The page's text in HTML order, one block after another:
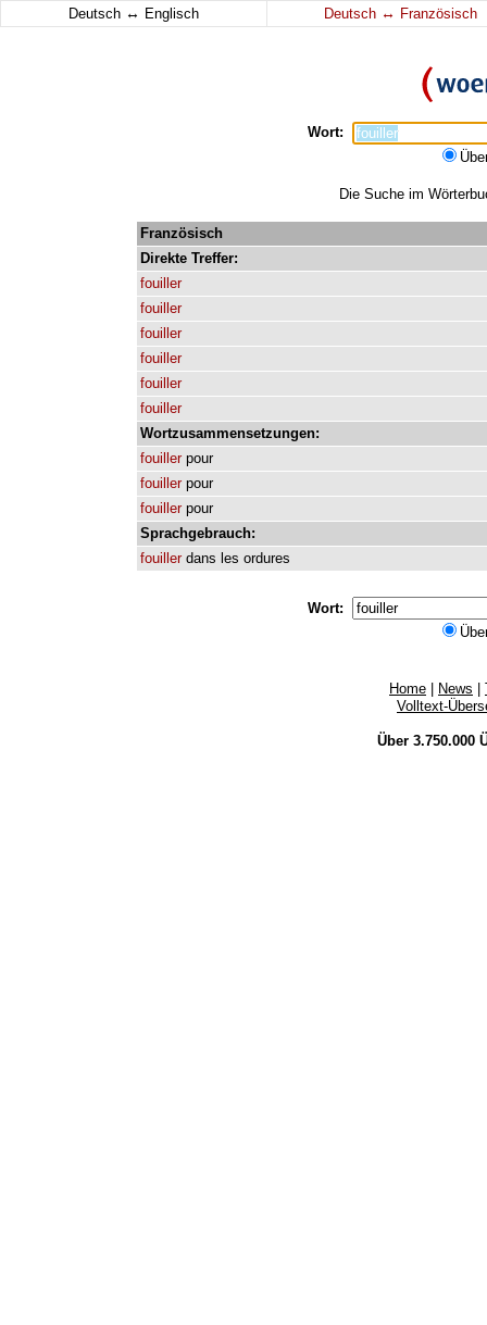
Deutsch ↔ Englisch Deutsch ↔ Französisch
Wort:
Die Suche im
Französisch
Direkte Treffer:
fouiller
fouiller
fouiller
fouiller
fouiller
fouiller
Wortzusammensetzungen:
fouiller pour
fouiller pour
fouiller pour
Sprachgebrauch:
fouiller dans les ordures
Wort:
Home News
Volltext-
Über 3.750.000